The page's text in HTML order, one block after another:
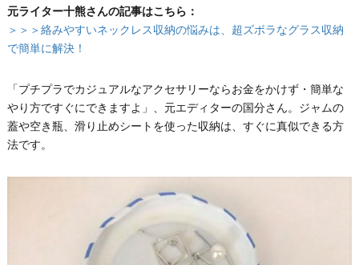
元ライター十熊さんの記事はこちら：
＞＞＞絡みやすいネックレス収納の悩みは、超ズボラなグラス収納
で簡単に解決！
「プチプラでカジュアルなアクセサリーならお金をかけず・簡単な
やり方ですぐにできますよ」、元エディターの国分さん。ジャムの
蓋や空き瓶、滑り止めシートを使った収納は、すぐに真似できる方
法です。